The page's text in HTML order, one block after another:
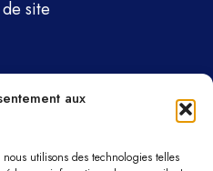
aux
utilisons des technologies telles
site